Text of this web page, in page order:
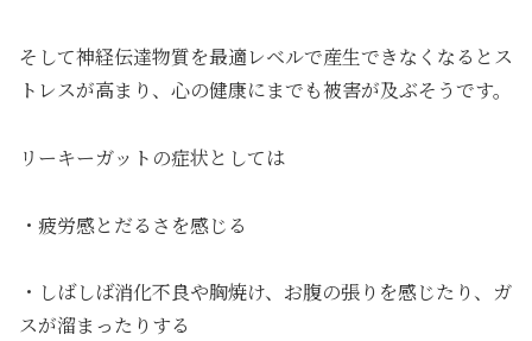
そして神経伝達物質を最適レベルで産生できなくなるとス
トレスが高まり、心の健康にまでも被害が及ぶそうです。
リーキーガットの症状としては
・疲労感とだるさを感じる
・しばしば消化不良や胸焼け、お腹の張りを感じたり、ガ
スが溜まったりする